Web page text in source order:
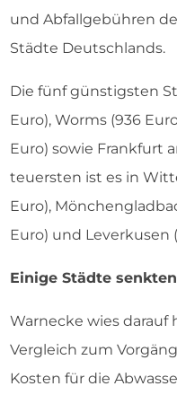
und Abfallgebühren
Städte Deutschlands.
Die fünf günstigsten
Euro), Worms (936
Euro) sowie Frankfurt
teuersten ist es in
Euro),
Euro) und Leverkusen
Einige Städte
Warnecke wies darauf
Vergleich zum
Kosten für die